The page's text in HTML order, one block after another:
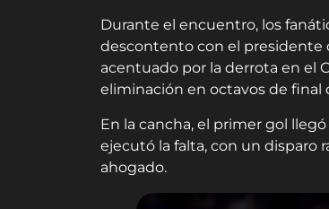
Durante el encuentro, los
descontento con el presidente
acentuado por la derrota en el
eliminación en octavos de final
En la cancha, el primer gol
ejecutó la falta, con un disparo
ahogado.